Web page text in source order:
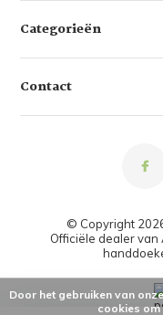
Categorieën
Contact
© Copyright
Officiële dealer van
Door het gebruiken van
cookies om